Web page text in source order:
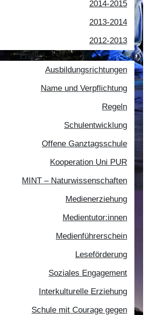
2014-2015
2013-2014
2012-2013
Profil
Ausbildungsrichtungen
Name und Verpflichtung
Regeln
Schulentwicklung
Offene Ganztagsschule
Kooperation Uni PUR
MINT – Naturwissenschaften
Medienerziehung
Medientutor:innen
Medienführerschein
Leseförderung
Soziales Engagement
Interkulturelle Erziehung
Schule mit Courage gegen